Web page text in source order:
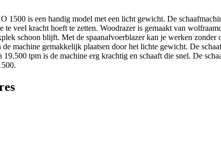
1500 is een handig model met een licht gewicht. De
te veel kracht hoeft te zetten. Woodrazer is gemaakt van
schoon blijft. Met de spaanafvoerblazer kan je werken
de machine gemakkelijk plaatsen door het lichte gewicht. De
19.500 tpm is de machine erg krachtig en schaaft die snel. De